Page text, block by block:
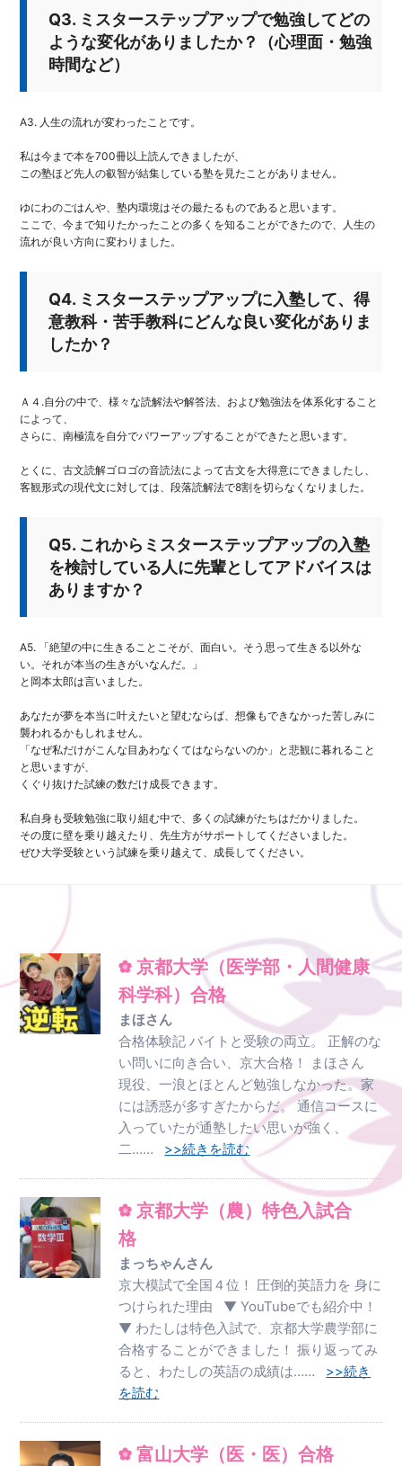
Q3. ミスターステップアップで勉強してどの
ような変化がありましたか？（心理面・勉強
時間など）
A3. 人生の流れが変わったことです。
私は今まで本を700冊以上読んできましたが、
この塾ほど先人の叡智が結集している塾を見たことがありません。
ゆにわのごはんや、塾内環境はその最たるものであると思います。
ここで、今まで知りたかったことの多くを知ることができたので、人生の
流れが良い方向に変わりました。
Q4. ミスターステップアップに入塾して、得
意教科・苦手教科にどんな良い変化がありま
したか？
Ａ４.自分の中で、様々な読解法や解答法、および勉強法を体系化すること
によって、
さらに、南極流を自分でパワーアップすることができたと思います。
とくに、古文読解ゴロゴの音読法によって古文を大得意にできましたし、
客観形式の現代文に対しては、段落読解法で8割を切らなくなりました。
Q5. これからミスターステップアップの入塾
を検討している人に先輩としてアドバイスは
ありますか？
A5. 「絶望の中に生きることこそが、面白い。そう思って生きる以外な
い。それが本当の生きがいなんだ。」
と岡本太郎は言いました。
あなたが夢を本当に叶えたいと望むならば、想像もできなかった苦しみに
襲われるかもしれません。
「なぜ私だけがこんな目あわなくてはならないのか」と悲観に暮れること
と思いますが、
くぐり抜けた試練の数だけ成長できます。
私自身も受験勉強に取り組む中で、多くの試練がたちはだかりました。
その度に壁を乗り越えたり、先生方がサポートしてくださいました。
ぜひ大学受験という試練を乗り越えて、成長してください。
京都大学（医学部・人間健康
科学科）合格
まほさん
合格体験記 バイトと受験の両立。 正解のな
い問いに向き合い、京大合格！ まほさん
現役、一浪とほとんど勉強しなかった。家
には誘惑が多すぎたからだ。 通信コースに
入っていたが通塾したい思いが強く、
二…… >>続きを読む
京都大学（農）特色入試合
格
まっちゃんさん
京大模試で全国４位！ 圧倒的英語力を 身に
つけられた理由 ▼ YouTubeでも紹介中！
▼ わたしは特色入試で、京都大学農学部に
合格することができました！ 振り返ってみ
ると、わたしの英語の成績は…… >>続き
を読む
富山大学（医・医）合格